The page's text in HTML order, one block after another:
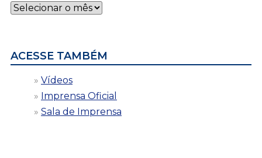
Notícias
por
ACESSE TAMBÉM
Vídeos
Imprensa Oficial
Sala de Imprensa